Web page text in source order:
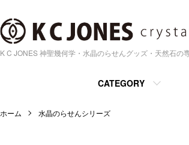
K C JONES 神聖幾何学・水晶のらせんグッズ・天然石の
CATEGORY
ホーム 水晶のらせんシリーズ